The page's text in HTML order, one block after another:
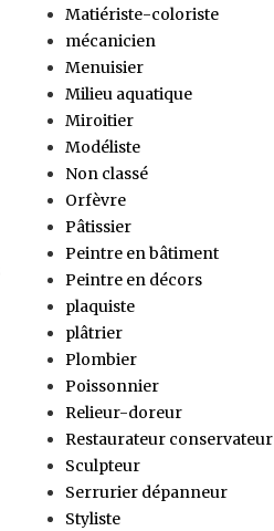
Matiériste-coloriste
mécanicien
Menuisier
Milieu aquatique
Miroitier
Modéliste
Non classé
Orfèvre
Pâtissier
Peintre en bâtiment
Peintre en décors
plaquiste
plâtrier
Plombier
Poissonnier
Relieur-doreur
Restaurateur conservateur
Sculpteur
Serrurier dépanneur
Styliste